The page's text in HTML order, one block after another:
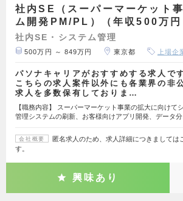
社内SE（スーパーマーケット
ム開発PM/PL）（年収500万円
社内SE・システム管理
500万円 ～ 849万円 東京都 上場企
パソナキャリアがおすすめする求人で
こちらの求人案件以外にも各業界の非
求人を多数保有しておりま…
【職務内容】 スーパーマーケット事業の拡大に向けて
管理システムの刷新、お客様向けアプリ開発、データ分
会社概要
匿名求人のため、求人詳細につきましては
す。
興味あり